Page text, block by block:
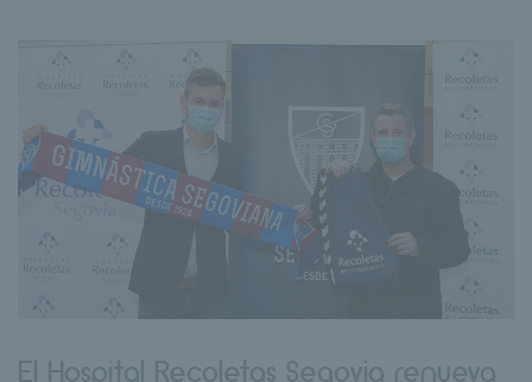
El Hospital Recoletas Segovia renueva